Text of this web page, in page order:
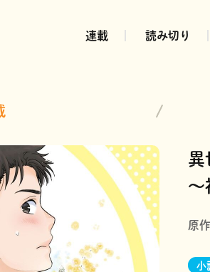
連載 読み切り
異
～
原作
小